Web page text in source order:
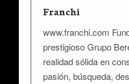
Franchi
www.franchi.com
prestigioso Grupo
realidad sólida en
pasión, búsqueda,